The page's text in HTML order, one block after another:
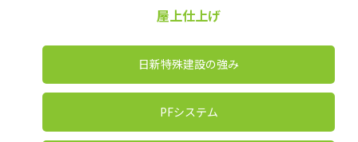
屋上仕上げ
日新特殊建設の強み
PFシステム